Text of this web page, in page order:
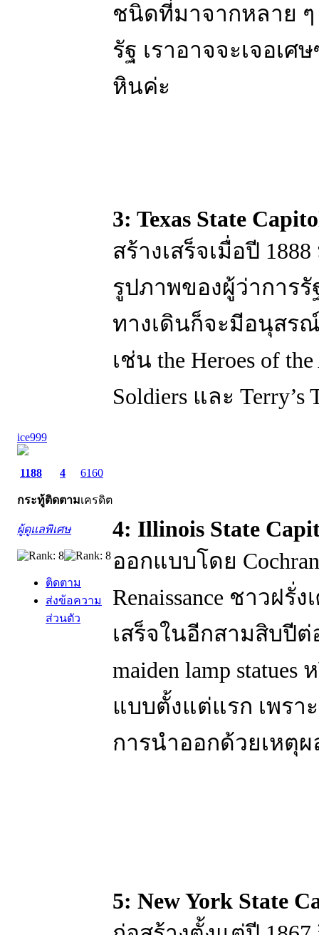
ice999
1188
กระทู้
4
ติดตาม
6160
เครดิต
ผู้ดูแลพิเศษ
ติดตาม
ส่งข้อความ
ส่วนตัว
ชนิดที่มาจากหลาย ๆ
รัฐ เราอาจจะเจอเ
หินค่ะ
3: Texas State
สร้างเสร็จเมื่อปี
รูปภาพของผู้ว่าการ
ทางเดินก็จะมีอนุสร
เช่น the Heroes of
Soldiers และ Terry’s
4: Illinois State
ออกแบบโดย
Renaissance ชาวฝรั่
เสร็จในอีกสามสิบปี
maiden lamp
แบบตั้งแต่แรก เพรา
การนำออกด้วยเหตุผ
5: New York State